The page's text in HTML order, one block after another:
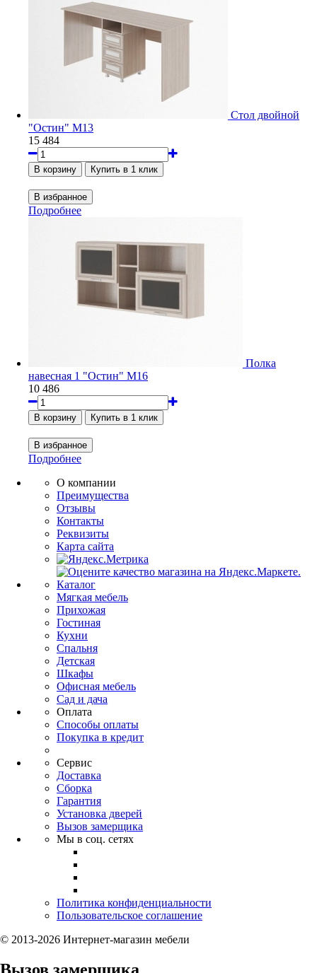
Стол двойной
"Остин" М13
15 484
Подробнее
Полка
навесная 1 "Остин" М16
10 486
Подробнее
О компании
Преимущества
Отзывы
Контакты
Реквизиты
Карта сайта
Каталог
Мягкая мебель
Прихожая
Гостиная
Кухни
Спальня
Детская
Шкафы
Офисная мебель
Сад и дача
Оплата
Способы оплаты
Покупка в кредит
Сервис
Доставка
Сборка
Гарантия
Установка дверей
Вызов замерщика
Мы в соц. сетях
Политика конфиденциальности
Пользовательское соглашение
© 2013-2026 Интернет-магазин мебели